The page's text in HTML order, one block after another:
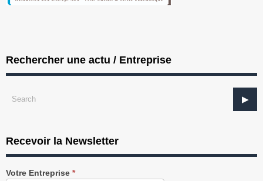
Rechercher une actu / Entreprise
Recevoir la Newsletter
Recevez
Votre Entreprise *